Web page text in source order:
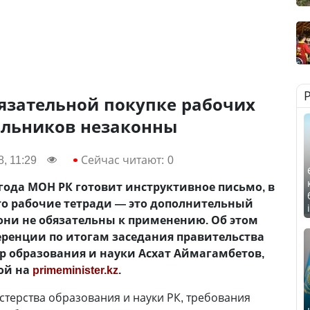
покупке рабочих
незаконны
11:29 Сейчас читают: 0
МОН РК готовит инструктивное письмо, в
рабочие тетради — это дополнительный
не обязательны к применению. Об этом
по итогам заседания правительства
образования и науки Асхат Аймагамбетов,
на primeminister.kz.
образования и науки РК, требования